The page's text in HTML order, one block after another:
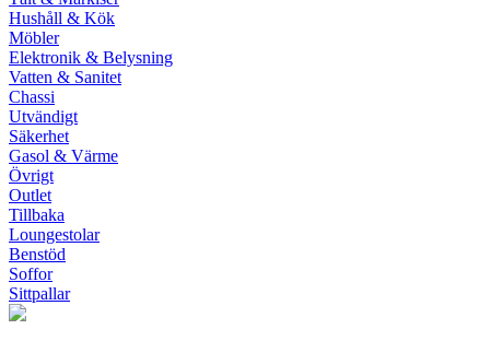
Hushåll & Kök
Möbler
Elektronik & Belysning
Vatten & Sanitet
Chassi
Utvändigt
Säkerhet
Gasol & Värme
Övrigt
Outlet
Tillbaka
Loungestolar
Benstöd
Soffor
Sittpallar